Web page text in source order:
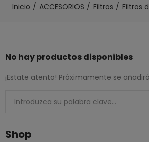
Inicio ACCESORIOS Filtros Filtros
No hay productos disponibles
¡Estate atento! Próximamente se
Shop